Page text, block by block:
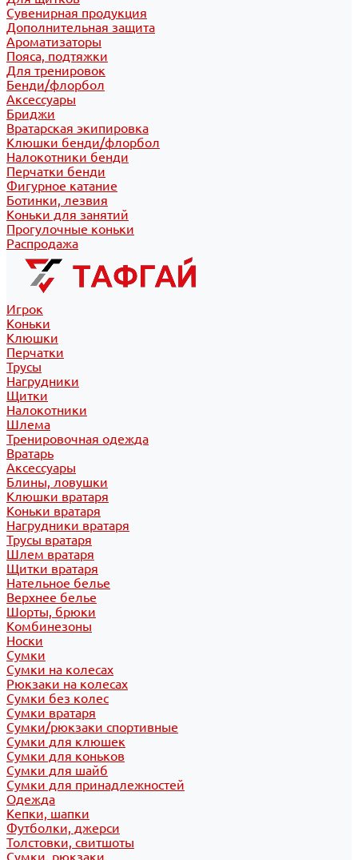
Сувенирная продукция
Дополнительная защита
Ароматизаторы
Пояса, подтяжки
Для тренировок
Бенди/флорбол
Аксессуары
Бриджи
Вратарская экипировка
Клюшки бенди/флорбол
Налокотники бенди
Перчатки бенди
Фигурное катание
Ботинки, лезвия
Коньки для занятий
Прогулочные коньки
Распродажа
Игрок
Коньки
Клюшки
Перчатки
Трусы
Нагрудники
Щитки
Налокотники
Шлема
Тренировочная одежда
Вратарь
Аксессуары
Блины, ловушки
Клюшки вратаря
Коньки вратаря
Нагрудники вратаря
Трусы вратаря
Шлем вратаря
Щитки вратаря
Нательное белье
Верхнее белье
Шорты, брюки
Комбинезоны
Носки
Сумки
Сумки на колесах
Рюкзаки на колесах
Сумки без колес
Сумки вратаря
Сумки/рюкзаки спортивные
Сумки для клюшек
Сумки для коньков
Сумки для шайб
Сумки для принадлежностей
Одежда
Кепки, шапки
Футболки, джерси
Толстовки, свитшоты
Сумки, рюкзаки